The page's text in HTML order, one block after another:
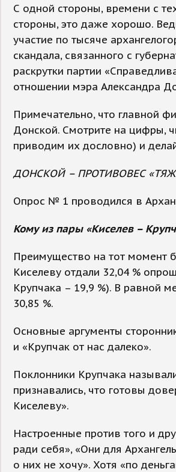
С одной стороны, времени с
стороны, это даже хорошо.
участие по тысяче
скандала, связанного с
раскрутки партии
отношении мэра Александра
Примечательно, что главной
Донской. Смотрите на цифры,
приводим их дословно) и
ДОНСКОЙ – ПРОТИВОВЕС
Опрос № 1 проводился в
Кому из пары «Киселев –
Преимущество на тот момент
Киселеву отдали 32,04 %
Крупчака – 19,9 %). В равной
30,85 %.
Основные аргументы
и «Крупчак от нас далеко».
Поклонники Крупчака
признавались, что готовы
Киселеву».
Настроенные против того и
ради себя», «Они для
о них не хочу». Хотя «по